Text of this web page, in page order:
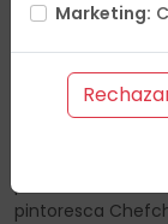
Entre
Marruecos es
sabores y
sus bulliciosos
Jemaa el-Fna,
pintoresca
Marketing: